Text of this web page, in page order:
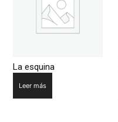
La esquina
Leer más